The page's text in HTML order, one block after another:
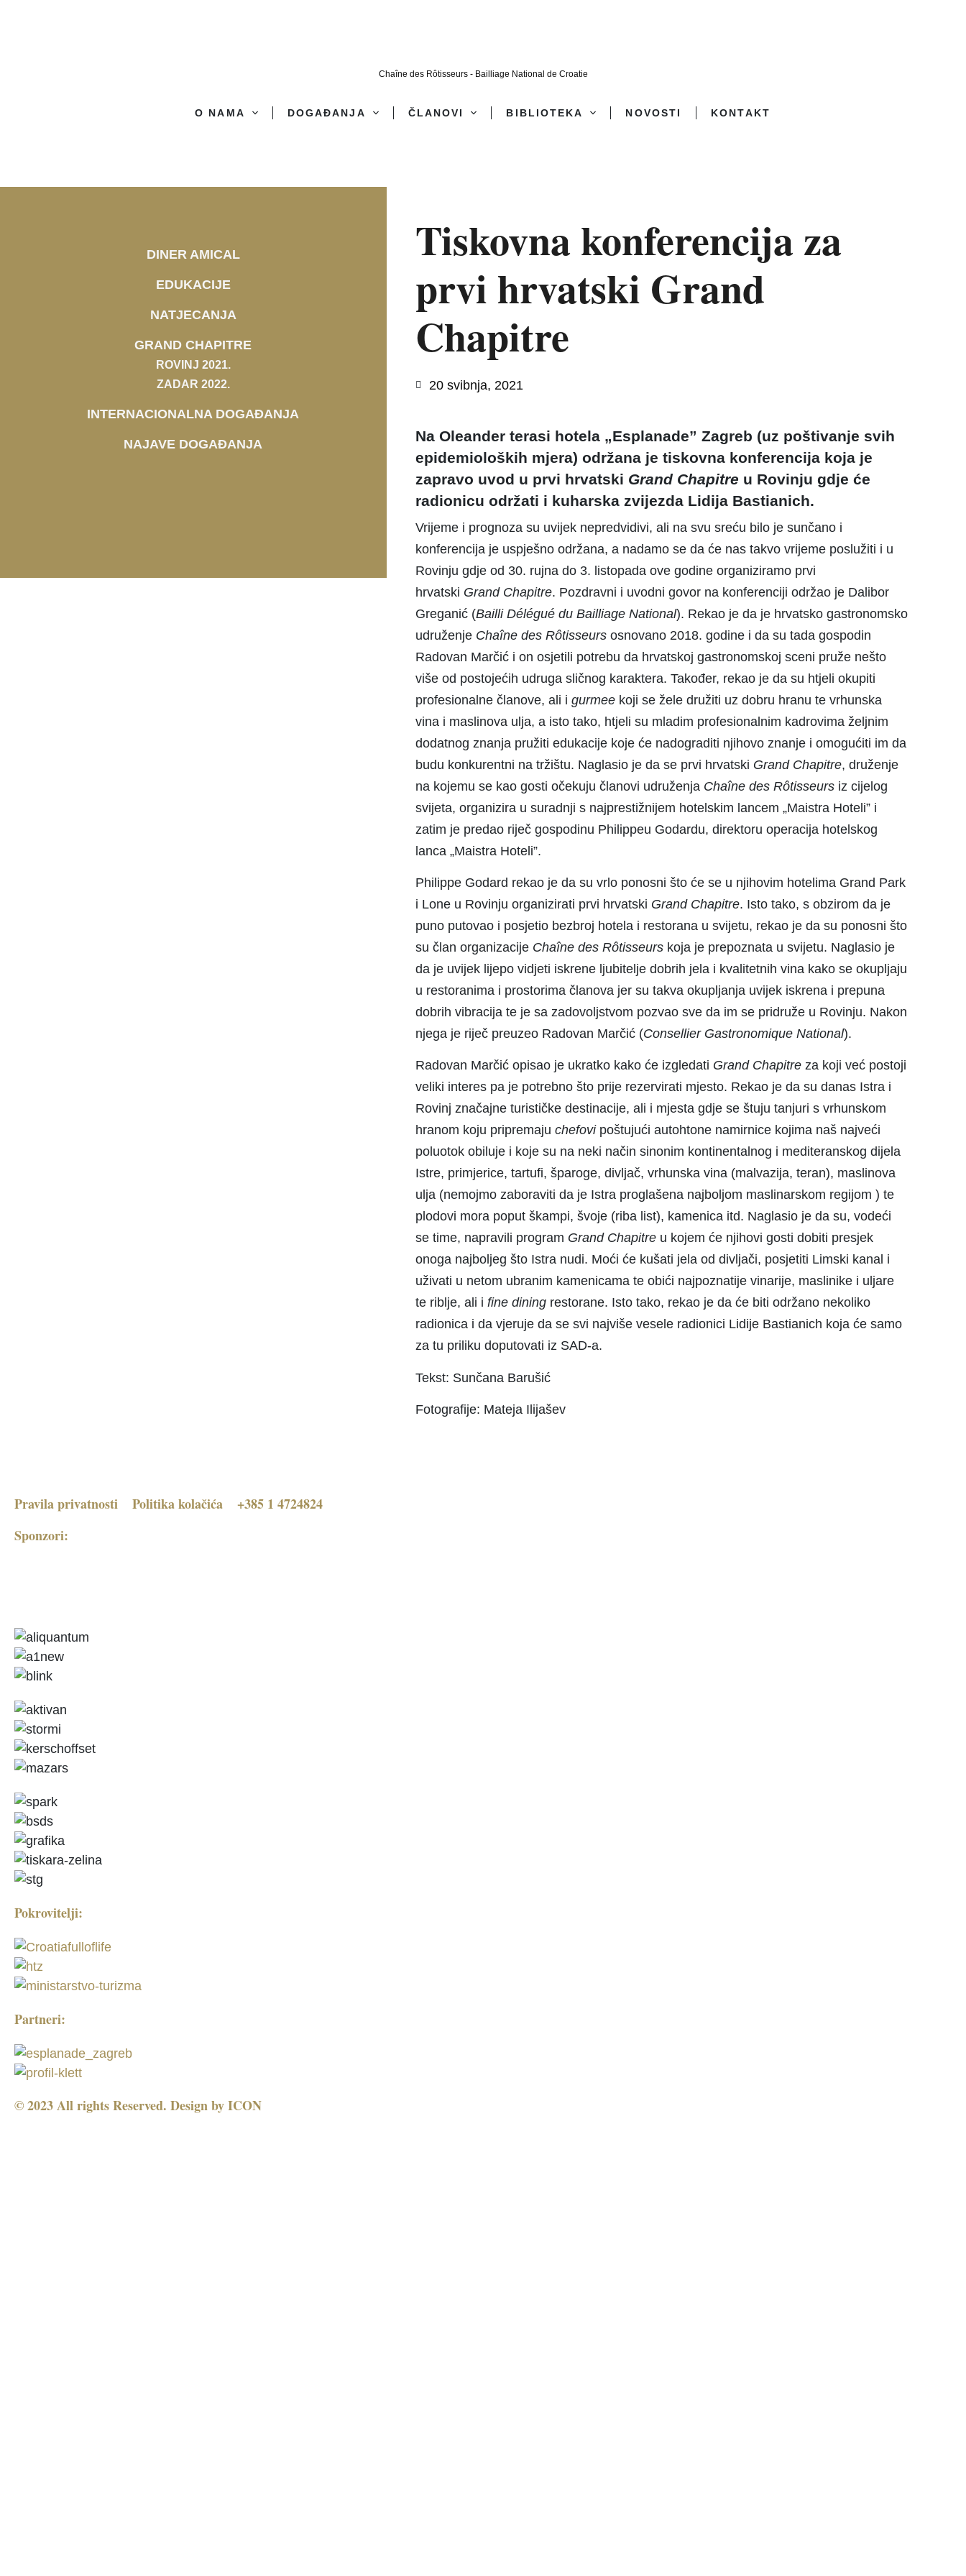
Chaîne des Rôtisseurs - Bailliage National de Croatie
O NAMA DOGAĐANJA ČLANOVI BIBLIOTEKA NOVOSTI KONTAKT
DINER AMICAL
EDUKACIJE
NATJECANJA
GRAND CHAPITRE
ROVINJ 2021.
ZADAR 2022.
INTERNACIONALNA DOGAĐANJA
NAJAVE DOGAĐANJA
Tiskovna konferencija za
prvi hrvatski Grand
Chapitre
20 svibnja, 2021
Na Oleander terasi hotela „Esplanade” Zagreb (uz poštivanje svih
epidemioloških mjera) održana je tiskovna konferencija koja je
zapravo uvod u prvi hrvatski Grand Chapitre u Rovinju gdje će
radionicu održati i kuharska zvijezda Lidija Bastianich.
Vrijeme i prognoza su uvijek nepredvidivi, ali na svu sreću bilo je sunčano i
konferencija je uspješno održana, a nadamo se da će nas takvo vrijeme poslužiti i u
Rovinju gdje od 30. rujna do 3. listopada ove godine organiziramo prvi
hrvatski Grand Chapitre. Pozdravni i uvodni govor na konferenciji održao je Dalibor
Greganić (Bailli Délégué du Bailliage National). Rekao je da je hrvatsko gastronomsko
udruženje Chaîne des Rôtisseursosnovano 2018. godine i da su tada gospodin
Radovan Marčić i on osjetili potrebu da hrvatskoj gastronomskoj sceni pruže nešto
više od postojećih udruga sličnog karaktera. Također, rekao je da su htjeli okupiti
profesionalne članove, ali i gurmeekoji se žele družiti uz dobru hranu te vrhunska
vina i maslinova ulja, a isto tako, htjeli su mladim profesionalnim kadrovima željnim
dodatnog znanja pružiti edukacije koje će nadograditi njihovo znanje i omogućiti im da
budu konkurentni na tržištu. Naglasio je da se prvi hrvatski Grand Chapitre, druženje
na kojemu se kao gosti očekuju članovi udruženja Chaîne des Rôtisseursiz cijelog
svijeta, organizira u suradnji s najprestižnijem hotelskim lancem „Maistra Hoteli” i
zatim je predao riječ gospodinu Philippeu Godardu, direktoru operacija hotelskog
lanca „Maistra Hoteli”.
Philippe Godard rekao je da su vrlo ponosni što će se u njihovim hotelima Grand Park
i Lone u Rovinju organizirati prvi hrvatski Grand Chapitre. Isto tako, s obzirom da je
puno putovao i posjetio bezbroj hotela i restorana u svijetu, rekao je da su ponosni što
su član organizacije Chaîne des Rôtisseurskoja je prepoznata u svijetu. Naglasio je
da je uvijek lijepo vidjeti iskrene ljubitelje dobrih jela i kvalitetnih vina kako se okupljaju
u restoranima i prostorima članova jer su takva okupljanja uvijek iskrena i prepuna
dobrih vibracija te je sa zadovoljstvom pozvao sve da im se pridruže u Rovinju. Nakon
njega je riječ preuzeo Radovan Marčić (Consellier Gastronomique National).
Radovan Marčić opisao je ukratko kako će izgledati Grand Chapitreza koji već postoji
veliki interes pa je potrebno što prije rezervirati mjesto. Rekao je da su danas Istra i
Rovinj značajne turističke destinacije, ali i mjesta gdje se štuju tanjuri s vrhunskom
hranom koju pripremaju chefovipoštujući autohtone namirnice kojima naš najveći
poluotok obiluje i koje su na neki način sinonim kontinentalnog i mediteranskog dijela
Istre, primjerice, tartufi, šparoge, divljač, vrhunska vina (malvazija, teran), maslinova
ulja (nemojmo zaboraviti da je Istra proglašena najboljom maslinarskom regijom ) te
plodovi mora poput škampi, švoje (riba list), kamenica itd. Naglasio je da su, vodeći
se time, napravili program Grand Chapitreu kojem će njihovi gosti dobiti presjek
onoga najboljeg što Istra nudi. Moći će kušati jela od divljači, posjetiti Limski kanal i
uživati u netom ubranim kamenicama te obići najpoznatije vinarije, maslinike i uljare
te riblje, ali i fine diningrestorane. Isto tako, rekao je da će biti održano nekoliko
radionica i da vjeruje da se svi najviše vesele radionici Lidije Bastianich koja će samo
za tu priliku doputovati iz SAD-a.
Tekst: Sunčana Barušić
Fotografije: Mateja Ilijašev
Pravila privatnosti Politika kolačića
+385 1 4724824
Sponzori:
Pokrovitelji:
Partneri:
© 2023 All rights Reserved. Design byICON